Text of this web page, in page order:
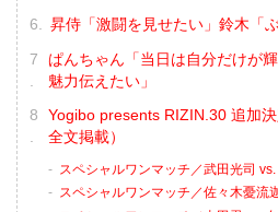
昇侍「激闘を見せたい」鈴木「
ぱんちゃん「当日は自分だけが
魅力伝えたい」
Yogibo presents RIZIN.30 追加
全文掲載）
スペシャルワンマッチ／武田光司
スペシャルワンマッチ／佐々木憂流